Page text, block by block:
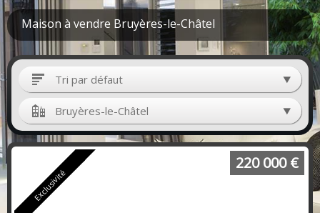
Maison à vendre Bruyères-le-Châtel
Tri par défaut
Bruyères-le-Châtel
Exclusivité
220 000 €